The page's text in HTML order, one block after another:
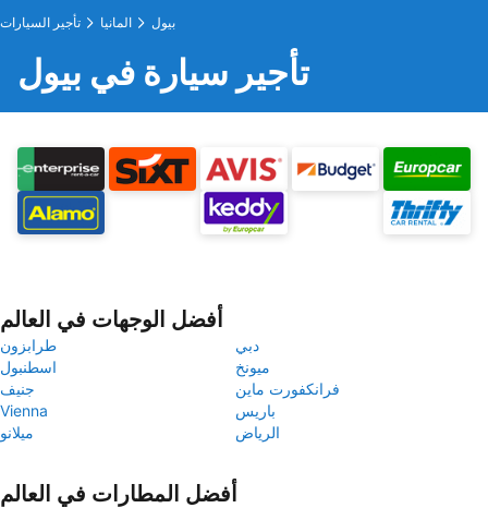
تأجير السيارات المانيا بيول
تأجير سيارة في بيول
أفضل الوجهات في العالم
طرابزون
دبي
اسطنبول
ميونخ
جنيف
فرانكفورت ماين
Vienna
باريس
ميلانو
الرياض
أفضل المطارات في العالم